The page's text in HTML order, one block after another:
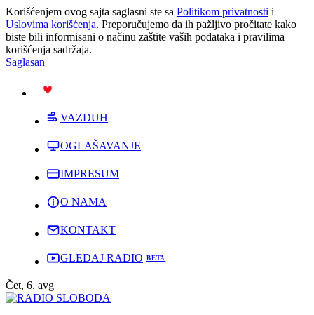
Korišćenjem ovog sajta saglasni ste sa Politikom privatnosti i
Uslovima korišćenja. Preporučujemo da ih pažljivo pročitate kako
biste bili informisani o načinu zaštite vaših podataka i pravilima
korišćenja sadržaja.
Saglasan
VAZDUH
OGLAŠAVANJE
IMPRESUM
O NAMA
KONTAKT
GLEDAJ RADIO
Čet, 6. avg